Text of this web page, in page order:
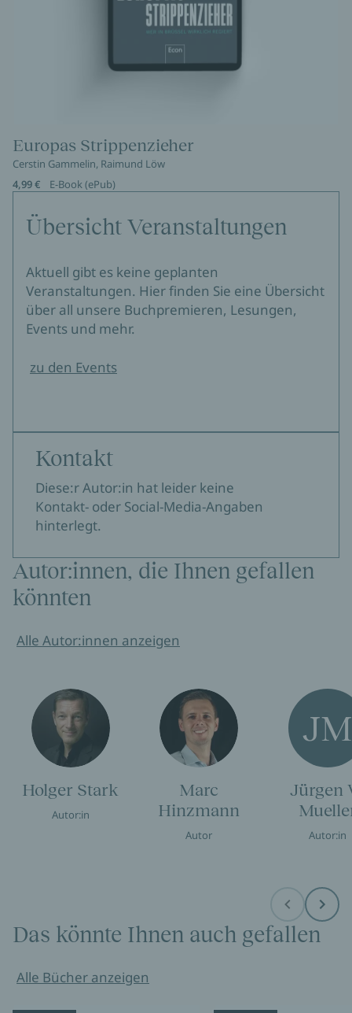
Europas Strippenzieher
Cerstin Gammelin, Raimund Löw
4,99 €
E-Book (ePub)
Übersicht Veranstaltungen
Aktuell gibt es keine geplanten
Veranstaltungen. Hier finden Sie eine Übersicht
über all unsere Buchpremieren, Lesungen,
Events und mehr.
zu den Events
Kontakt
Diese:r Autor:in hat leider keine
Kontakt- oder Social-Media-Angaben
hinterlegt.
Autor:innen, die Ihnen gefallen
könnten
Alle Autor:innen anzeigen
Holger Stark
Autor:in
Marc
Hinzmann
Autor
Jürgen
Autor:in
Before Next
Das könnte Ihnen auch gefallen
Alle Bücher anzeigen